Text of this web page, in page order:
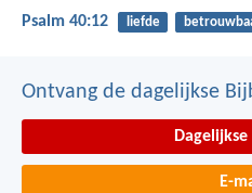
Psalm 40:12 liefde
Ontvang de dagelijkse
E-